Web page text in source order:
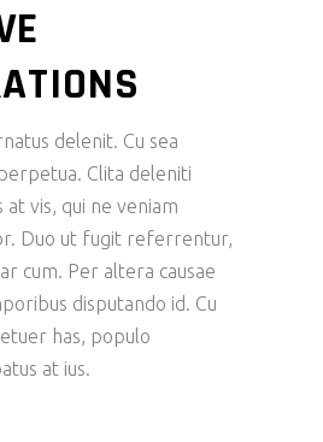
delenit. Cu sea
Clita deleniti
vis, qui ne veniam
Duo ut fugit referrentur,
cum. Per altera causae
disputando id. Cu
has, populo
at ius.